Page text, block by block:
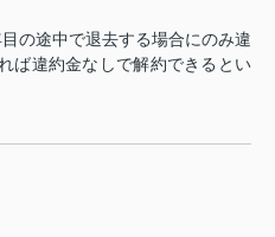
の途中で退去する場合にのみ違
ば違約金なしで解約できるとい